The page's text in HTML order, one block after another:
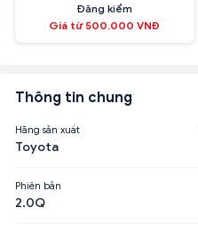
Đăng kiểm
Giá từ 500.000 VNĐ
Thông tin chung
Hãng sản xuất
Toyota
Phiên bản
2.0Q